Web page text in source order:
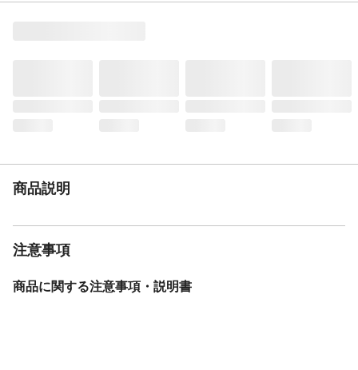
商品説明
注意事項
商品に関する注意事項・説明書